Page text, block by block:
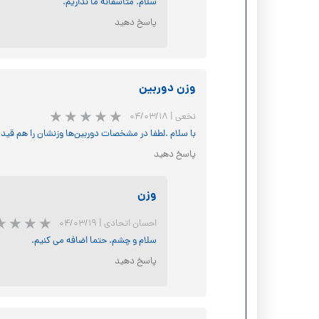
پاسخ دهید
وزن دوربین
نخعی | ۰۴/۰۳/۱۸
با سلام .‌لطفا در مشخصات دوربین‌ها وزنشان را هم قید
پاسخ دهید
وزن
احسان اتحادی | ۰۴/۰۳/۱۹
سلام و چشم. حتما اضافه می کنیم.
پاسخ دهید